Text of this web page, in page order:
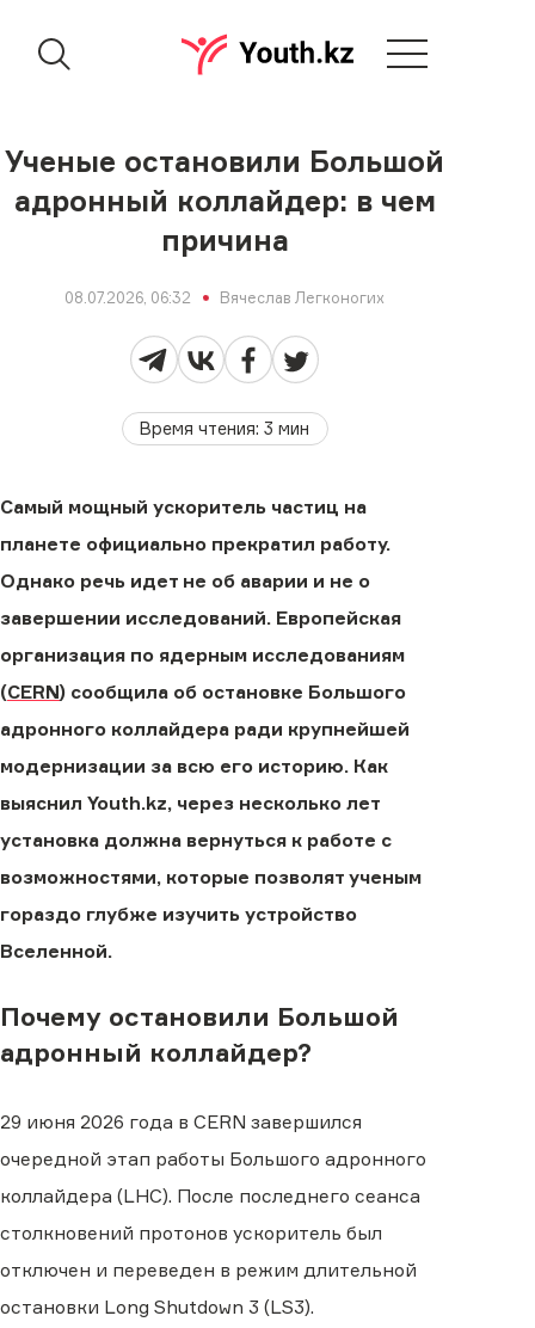
Ученые остановили Большой
адронный коллайдер: в чем
причина
08.07.2026, 06:32 Вячеслав Легконогих
Время чтения:3 мин
Самый мощный ускоритель частиц на
планете официально прекратил работу.
Однако речь идет не об аварии и не о
завершении исследований. Европейская
организация по ядерным исследованиям
(CERN) сообщила об остановке Большого
адронного коллайдера ради крупнейшей
модернизации за всю его историю. Как
выяснил Youth.kz, через несколько лет
установка должна вернуться к работе с
возможностями, которые позволят ученым
гораздо глубже изучить устройство
Вселенной.
Почему остановили Большой
адронный коллайдер?
29 июня 2026 года в CERN завершился
очередной этап работы Большого адронного
коллайдера (LHC). После последнего сеанса
столкновений протонов ускоритель был
отключен и переведен в режим длительной
остановки Long Shutdown 3 (LS3).